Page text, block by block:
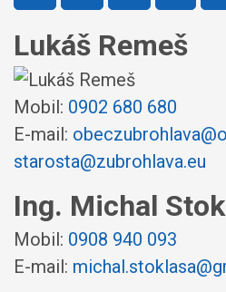
Lukáš Remeš
Mobil: 0902 680 680
E-mail:
starosta@zubrohlava.eu
Ing. Michal
Mobil: 0908 940 093
E-mail: